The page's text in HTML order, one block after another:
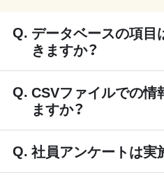
データベースの項目
きますか？
CSVファイルでの情
ますか？
社員アンケートは実